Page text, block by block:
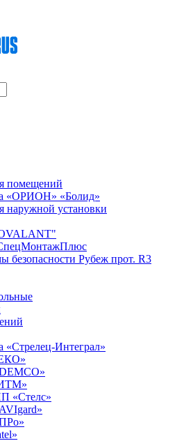
помещений
«ОРИОН» «Болид»
наружной установки
безопасности Рубеж прот. R3
«Стрелец-Интеграл»
«Стелс»